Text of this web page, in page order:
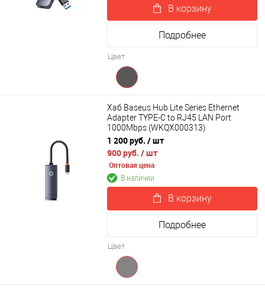
В корзину
Подробнее
Цвет
Хаб Baseus Hub Lite Series Ethernet
Adapter TYPE-C to RJ45 LAN Port
1000Mbps (WKQX000313)
1 200 руб. / шт
900 руб. / шт
Оптовая цена
В наличии
В корзину
Подробнее
Цвет